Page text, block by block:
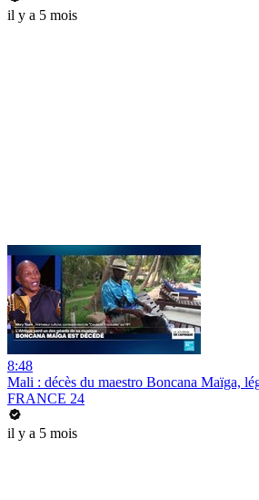
il y a 5 mois
8:48
Mali : décès du maestro Boncana Maïga,
FRANCE 24
il y a 5 mois